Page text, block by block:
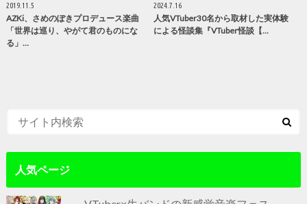
2019.11.5
AZKi、さめのぽきプロデュース楽曲
「世界は巡り、やがて君のものにな
る」…
2024.7.16
人気VTuber30名から取材した実体験
による怪談集『VTuber怪談【…
人気ページ